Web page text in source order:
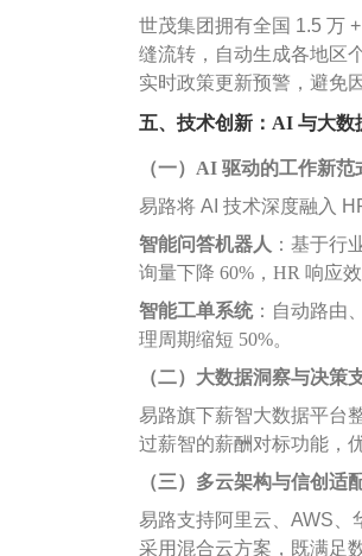
世茂集团拥有全国 1.5 万
缝流转，自动生成各地区
实时政策更新预警，避免
五、技术创新：AI 与大数
（一）AI 驱动的工作新范
易路将 AI 技术深度融入
智能问答机器人 ：基于行
询量下降 60%，HR 响应
智能工单系统：自动路由
理周期缩短 50%。
（二）大数据洞察与决策
易路旗下薪智大数据平台
过薪智的薪酬对标功能，
（三）多云架构与信创适
易路支持阿里云、AWS、
采用混合云方案，既满足